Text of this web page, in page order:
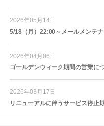
2026年05月14日
5/18（月）22:00～メールメンテ
2026年04月06日
ゴールデンウィーク期間の営業に
2026年03月17日
リニューアルに伴うサービス停止